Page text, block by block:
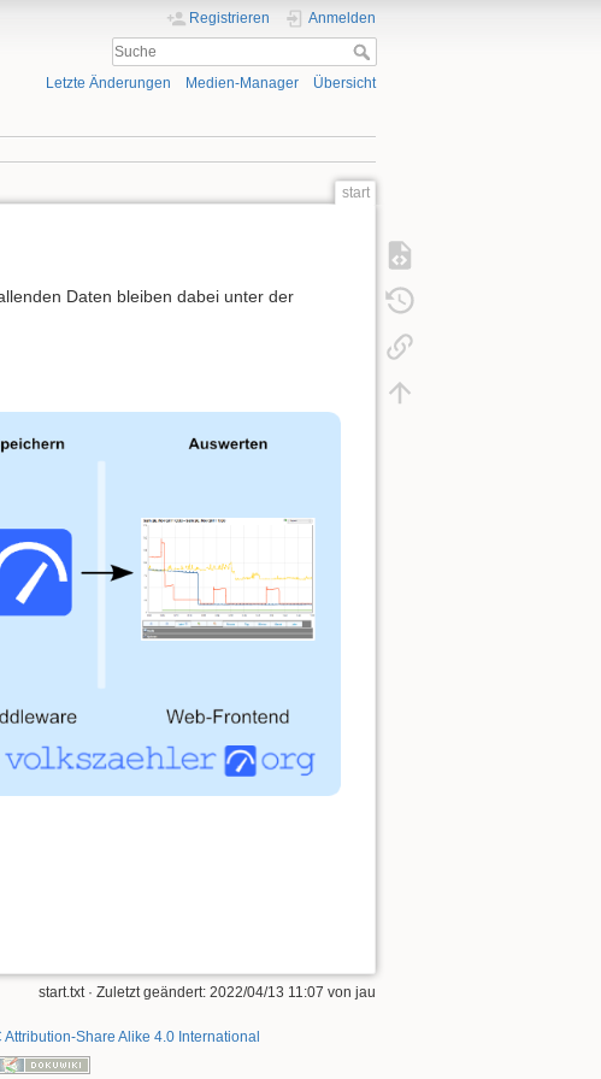
Registrieren Anmelden
Letzte Änderungen Medien-Manager Übersicht
start
Daten bleiben dabei unter der
start.txt· Zuletzt geändert: 2022/04/13 11:07 von jau
Attribution-Share Alike 4.0 International